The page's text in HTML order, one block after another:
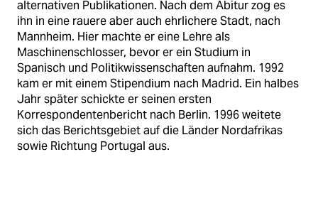
alternativen Publikationen. Nach dem Abitur zog es
ihn in eine rauere aber auch ehrlichere Stadt, nach
Mannheim. Hier machte er eine Lehre als
Maschinenschlosser, bevor er ein Studium in
Spanisch und Politikwissenschaften aufnahm. 1992
kam er mit einem Stipendium nach Madrid. Ein halbes
Jahr später schickte er seinen ersten
Korrespondentenbericht nach Berlin. 1996 weitete
sich das Berichtsgebiet auf die Länder Nordafrikas
sowie Richtung Portugal aus.